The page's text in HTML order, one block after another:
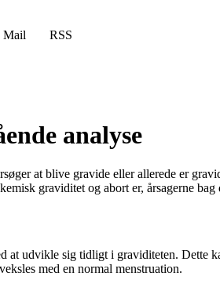
Mail RSS
analyse
at blive gravide eller allerede er
graviditet og abort er, årsagerne bag
udvikle sig tidligt i graviditeten. Dette
med en normal menstruation.